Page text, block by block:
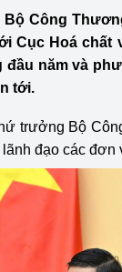
Công
Cục Hoá chất
đầu năm và
tới.
trưởng Bộ
đạo các đơn